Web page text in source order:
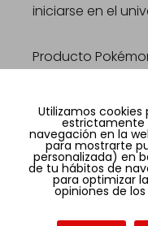
iniciarse en el
Producto
Edición Fall Tin
Formato
Al tratarse de
modelo o
disponibilidad,
Utilizamos
estrictamente
navegación en la
para mostrarte
personalizada) en
de tu hábitos de
para optimizar
opiniones de